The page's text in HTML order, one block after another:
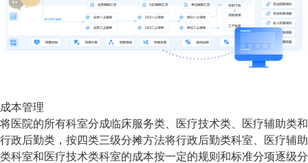
成本管理
将医院的所有科室分成临床服务类、医疗技术类、医疗辅助类和
行政后勤类，按四类三级分摊方法将行政后勤类科室、医疗辅助
类科室和医疗技术类科室的成本按一定的规则和标准分项逐级分